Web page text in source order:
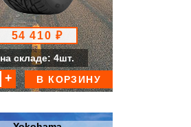
54 410 ₽
на складе: 4шт.
В КОРЗИНУ